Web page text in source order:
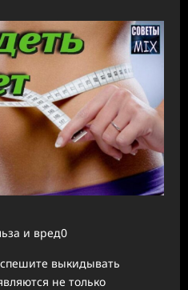
выкидывать
не только